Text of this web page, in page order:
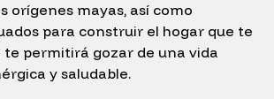
orígenes mayas, así como
para construir el hogar que te
te permitirá gozar de una vida
y saludable.